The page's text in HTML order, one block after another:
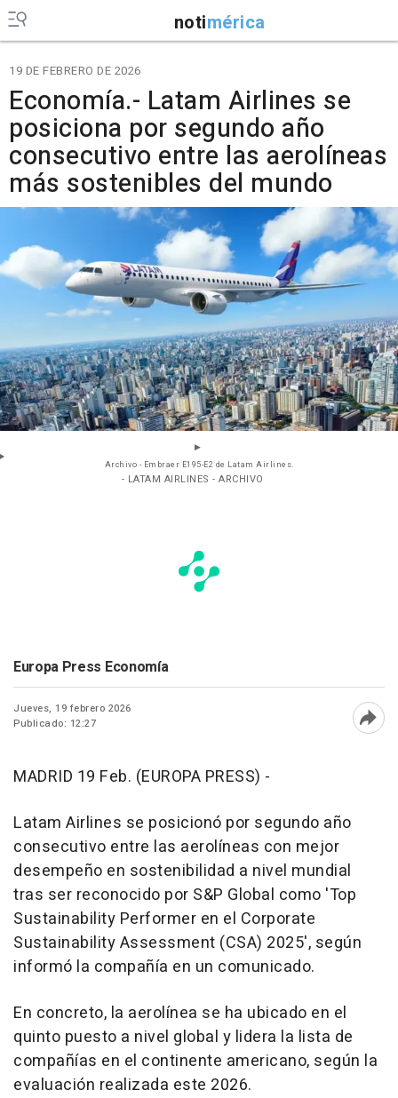
notimérica
19 DE FEBRERO DE 2026
Economía.- Latam Airlines se
posiciona por segundo año
consecutivo entre las aerolíneas
más sostenibles del mundo
Archivo - Embraer E195-E2 de Latam Airlines.
- LATAM AIRLINES - ARCHIVO
Europa Press Economía
Jueves, 19 febrero 2026
Publicado: 12:27
MADRID 19 Feb. (EUROPA PRESS) -
Latam Airlines se posicionó por segundo año
consecutivo entre las aerolíneas con mejor
desempeño en sostenibilidad a nivel mundial
tras ser reconocido por S&P Global como 'Top
Sustainability Performer en el Corporate
Sustainability Assessment (CSA) 2025', según
informó la compañía en un comunicado.
En concreto, la aerolínea se ha ubicado en el
quinto puesto a nivel global y lidera la lista de
compañías en el continente americano, según la
evaluación realizada este 2026.